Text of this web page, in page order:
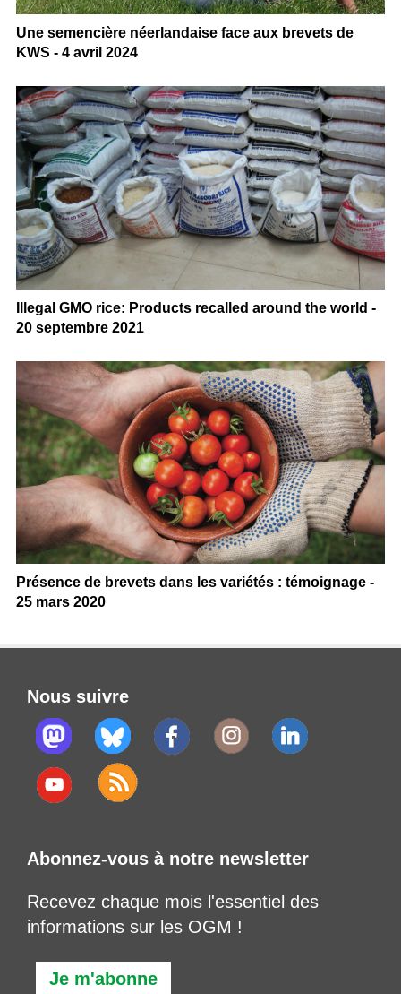
Une semencière néerlandaise face aux brevets de
KWS - 4 avril 2024
Illegal GMO rice: Products recalled around the world -
20 septembre 2021
Présence de brevets dans les variétés : témoignage -
25 mars 2020
Nous suivre
Abonnez-vous à notre newsletter
Recevez chaque mois l'essentiel des
informations sur les OGM !
Je m'abonne